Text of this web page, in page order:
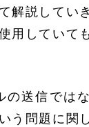
解説してい
用していて
の送信では
う問題に関